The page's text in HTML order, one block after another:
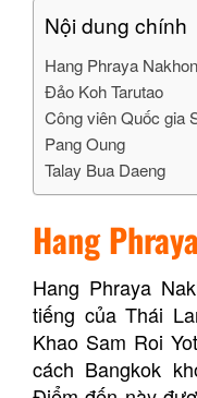
Nội dung chính
Hang Phraya Nakhon
Đảo Koh Tarutao
Công viên Quốc gia
Pang Oung
Talay Bua Daeng
Hang
Hang Phraya
tiếng của Thái
Khao Sam Roi
cách Bangkok